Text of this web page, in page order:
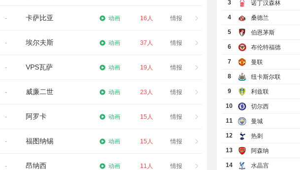
- 卡萨比亚 动画 16人 情报
- 埃尔夫斯 动画 37人 情报
- VPS瓦萨 动画 19人 情报
- 威廉二世 动画 23人 情报
- 阿罗卡 动画 15人 情报
- 福图纳锡 动画 15人 情报
- 昂纳西 动画 11人 情报
3 诺丁汉森林
4 桑德兰
5 伯恩茅斯
6 布伦特福德
7 曼联
8 纽卡斯尔联
9 利兹联
10 切尔西
11 曼城
12 热刺
13 阿森纳
14 水晶宫